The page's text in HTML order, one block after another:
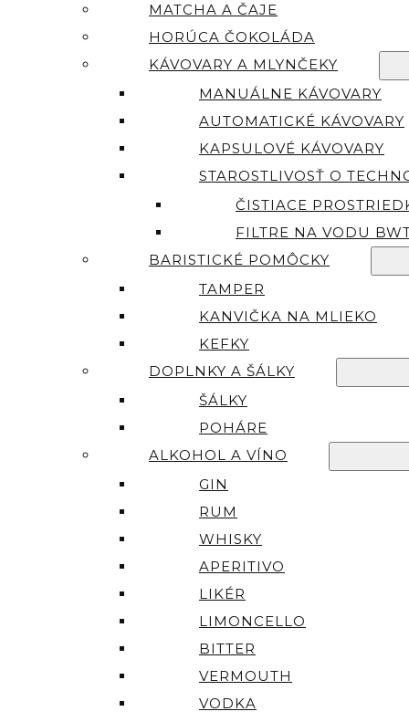
MATCHA A ČAJE
HORÚCA ČOKOLÁDA
KÁVOVARY A MLYNČEKY
MANUÁLNE KÁVOVARY
AUTOMATICKÉ KÁVOVARY
KAPSULOVÉ KÁVOVARY
STAROSTLIVOSŤ O
ČISTIACE
FILTRE NA VODU
BARISTICKÉ POMÔCKY
TAMPER
KANVIČKA NA MLIEKO
KEFKY
DOPLNKY A ŠÁLKY
ŠÁLKY
POHÁRE
ALKOHOL A VÍNO
GIN
RUM
WHISKY
APERITIVO
LIKÉR
LIMONCELLO
BITTER
VERMOUTH
VODKA